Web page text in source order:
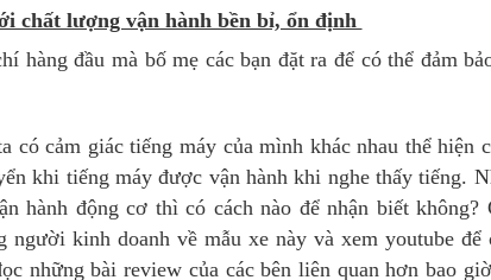
chất lượng vận hành bền bỉ, ổn định
hàng đầu mà bố mẹ các bạn đặt ra để có thể đảm
có cảm giác tiếng máy của mình khác nhau thể hiện
khi tiếng máy được vận hành khi nghe thấy tiếng.
hành động cơ thì có cách nào để nhận biết
người kinh doanh về mẫu xe này và xem youtube
những bài review của các bên liên quan hơn bao